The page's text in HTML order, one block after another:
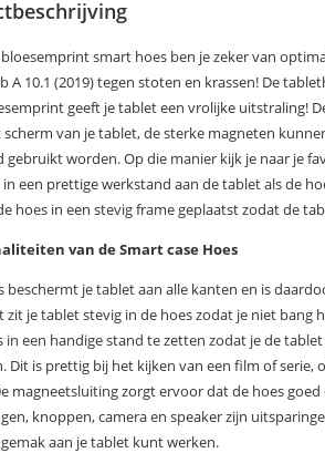
smart hoes ben je zeker van
A 10.1 (2019) tegen stoten en krassen! De
geeft je tablet een vrolijke uitstraling!
scherm van je tablet, de sterke magneten
gebruikt worden. Op die manier kijk je naar je
een prettige werkstand aan de tablet als de
hoes in een stevig frame geplaatst zodat de
van de Smart case Hoes
beschermt je tablet aan alle kanten en is
zit je tablet stevig in de hoes zodat je niet bang
in een handige stand te zetten zodat je de
Dit is prettig bij het kijken van een film of serie,
magneetsluiting zorgt ervoor dat de hoes
knoppen, camera en speaker zijn
aan je tablet kunt werken.